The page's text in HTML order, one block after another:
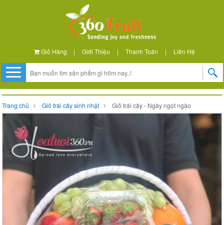
Giỏ Hàng | Giới Thiệu | Thanh Toán | Liên Hệ
Trang chủ Giỏ trái cây sinh nhật Giỏ trái cây - Ngày ngọt ngào